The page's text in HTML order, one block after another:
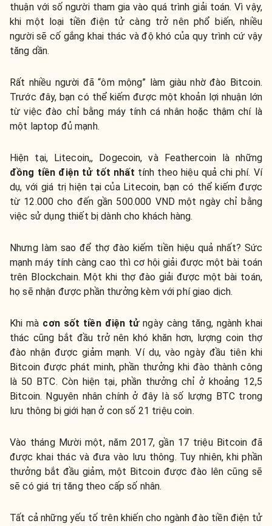
thuận với số người tham gia vào quá trình giải toán. Vì vậy,
khi một loại tiền điện tử càng trở nên phổ biến, nhiều
người sẽ cố gắng khai thác và độ khó của quy trình cứ vậy
tăng dần.
Rất nhiều người đã “ôm mộng” làm giàu nhờ đào Bitcoin.
Trước đây, bạn có thể kiếm được một khoản lợi nhuận lớn
từ việc đào chỉ bằng máy tính cá nhân hoặc thậm chí là
một laptop đủ mạnh.
Hiện tại, Litecoin,, Dogecoin, và Feathercoin là những
đồng tiền điện tử tốt nhất tính theo hiệu quả chi phí. Ví
dụ, với giá trị hiện tại của Litecoin, bạn có thể kiếm được
từ 12.000 cho đến gần 500.000 VND một ngày chỉ bằng
việc sử dụng thiết bị dành cho khách hàng.
Nhưng làm sao để thợ đào kiếm tiền hiệu quả nhất? Sức
mạnh máy tính càng cao thì cơ hội giải được một bài toán
trên Blockchain. Một khi thợ đào giải được một bài toán,
họ sẽ nhận được phần thưởng kèm với phí giao dịch.
Khi mà cơn sốt tiền điện tửngày càng tăng, ngành khai
thác cũng bắt đầu trở nên khó khăn hơn, lượng coin thợ
đào nhận được giảm mạnh. Ví dụ, vào ngày đầu tiên khi
Bitcoin được phát minh, phần thưởng khi đào thành công
là 50 BTC. Còn hiện tại, phần thưởng chỉ ở khoảng 12,5
Bitcoin. Nguyên nhân chính ở đây là số lượng BTC trong
lưu thông bị giới hạn ở con số 21 triệu coin.
Vào tháng Mười một, năm 2017, gần 17 triệu Bitcoin đã
được khai thác và đưa vào lưu thông. Tuy nhiên, khi phần
thưởng bắt đầu giảm, một Bitcoin được đào lên cũng sẽ
sẽ có giá trị tăng theo cấp số nhân.
Tất cả những yếu tố trên khiến cho ngành đào tiền điện tử